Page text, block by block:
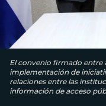
El convenio firmado entre
implementación de
relaciones entre las
información de acceso